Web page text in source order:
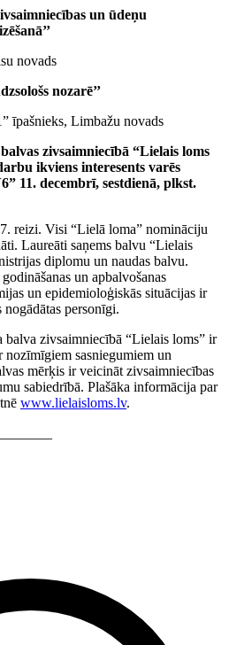
un ūdeņu
novads
nozarē’’
īpašnieks, Limbažu novads
zivsaimniecībā “Lielais loms
ikviens interesents varēs
11. decembrī, sestdienā, plkst.
reizi. Visi “Lielā loma” nomināciju
Laureāti saņems balvu “Lielais
diplomu un naudas balvu.
un apbalvošanas
un epidemioloģiskās situācijas ir
personīgi.
balva zivsaimniecībā “Lielais loms” ir
nozīmīgiem sasniegumiem un
mērķis ir veicināt zivsaimniecības
sabiedrībā. Plašāka informācija par
www.lielaisloms.lv.